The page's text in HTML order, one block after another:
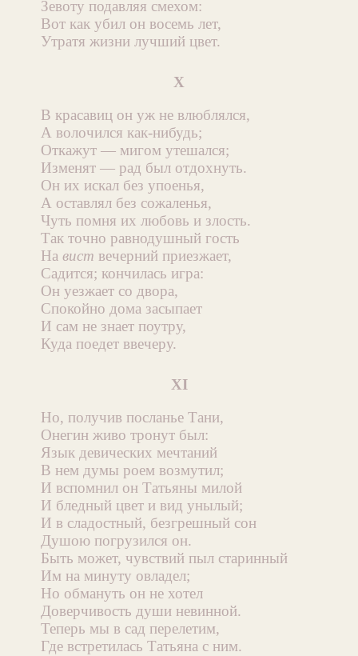
Зевоту подавляя смехом:
Вот как убил он восемь лет,
Утратя жизни лучший цвет.
X
В красавиц он уж не влюблялся,
А волочился как-нибудь;
Откажут — мигом утешался;
Изменят — рад был отдохнуть.
Он их искал без упоенья,
А оставлял без сожаленья,
Чуть помня их любовь и злость.
Так точно равнодушный гость
Навист вечерний приезжает,
Садится; кончилась игра:
Он уезжает со двора,
Спокойно дома засыпает
И сам не знает поутру,
Куда поедет ввечеру.
XI
Но, получив посланье Тани,
Онегин живо тронут был:
Язык девических мечтаний
В нем думы роем возмутил;
И вспомнил он Татьяны милой
И бледный цвет и вид унылый;
И в сладостный, безгрешный сон
Душою погрузился он.
Быть может, чувствий пыл старинный
Им на минуту овладел;
Но обмануть он не хотел
Доверчивость души невинной.
Теперь мы в сад перелетим,
Где встретилась Татьяна с ним.